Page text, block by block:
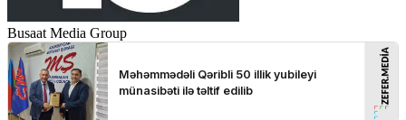
Busaat Media Group